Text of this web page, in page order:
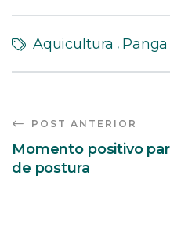
Aquicultura , Panga
POST ANTERIOR
Momento positivo
de postura